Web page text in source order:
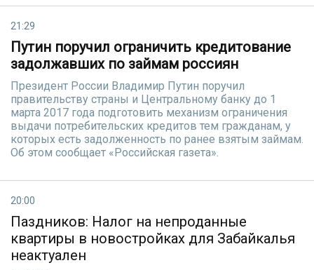
21:29
Путин поручил ограничить кредитование
задолжавших по займам россиян
Президент России Владимир Путин поручил
правительству страны и Центральному банку до 1
марта 2017 года подготовить механизм ограничения
выдачи потребительских кредитов тем гражданам, у
которых есть задолженность по ранее взятым займам.
Об этом сообщает «Российская газета».
20:00
Паздников: Налог на непроданные
квартиры в новостройках для Забайкалья
неактуален